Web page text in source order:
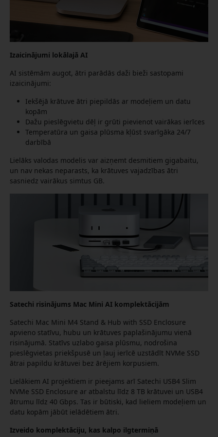
Izaicinājumi lokālajā AI
AI sistēmām augot, ātri parādās daži bieži sastopami
izaicinājumi:
Iekšējā krātuve ātri piepildās ar modeļiem un datu
kopām
Dažu pieslēgvietu dēļ ir grūti pievienot vairākas ierīces
Temperatūra un gaisa plūsma kļūst svarīgāka 24/7
darbībā
Lielāks valodas modelis var aizņemt desmitiem gigabaitu,
un nav nekas neparasts, ka krātuves vajadzības ātri
sasniedz vairākus simtus GB.
Satechi risinājums Mac Mini AI komplektācijām
Satechi Mac Mini M4 Stand & Hub with SSD Enclosure
apvieno statīvu, hubu un krātuves paplašinājumu vienā
risinājumā. Statīvs uzlabo gaisa plūsmu, nodrošina
pieslēgvietas priekšpusē un ļauj ierīcē uzstādīt NVMe SSD
ātrai papildu krātuvei bez ārējiem korpusiem.
Lielākiem AI projektiem ir pieejams arī Satechi USB4 Slim
NVMe SSD Enclosure ar atbalstu līdz 8 TB krātuvei un USB4
ātrumu līdz 40 Gbps. Tas ir būtiski, kad lieliem modeļiem un
datu kopām jābūt ielādētiem ātri.
Izveido komplektāciju, kas kalpo ilgtermiņā